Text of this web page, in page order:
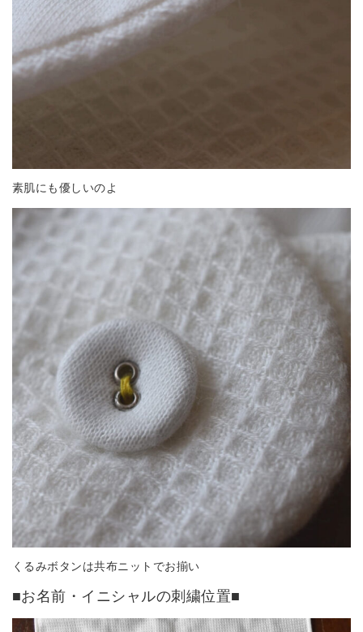
素肌にも優しいのよ
くるみボタンは共布ニットでお揃い
■お名前・イニシャルの刺繍位置■